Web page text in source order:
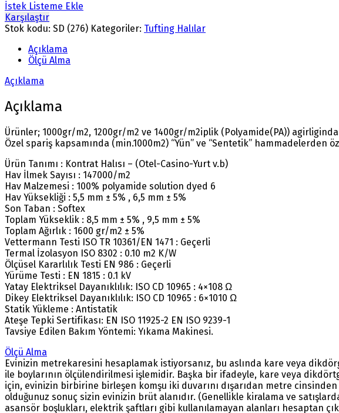
İstek Listeme Ekle
Karşılaştır
Stok kodu: SD (276) Kategoriler: Tufting Halılar
Açıklama
Ölçü Alma
Açıklama
Açıklama
Ürünler; 1000gr/m2, 1200gr/m2 ve 1400gr/m2iplik (Polyamide(PA))
Özel spariş kapsamında (min.1000m2) “Yün” ve “Sentetik” hammadelerden
Ürün Tanımı : Kontrat Halısı – (Otel-Casino-Yurt v.b)
Hav İlmek Sayısı : 147000/m2
Hav Malzemesi : 100% polyamide solution dyed 6
Hav Yüksekliği : 5,5 mm ± 5% , 6,5 mm ± 5%
Son Taban : Softex
Toplam Yükseklik : 8,5 mm ± 5% , 9,5 mm ± 5%
Toplam Ağırlık : 1600 gr/m2 ± 5%
Vettermann Testi ISO TR 10361/EN 1471 : Geçerli
Termal İzolasyon ISO 8302 : 0.10 m2 K/W
Ölçüsel Kararlılık Testi EN 986 : Geçerli
Yürüme Testi : EN 1815 : 0.1 kV
Yatay Elektriksel Dayanıklılık: ISO CD 10965 : 4×108 Ω
Dikey Elektriksel Dayanıklılık: ISO CD 10965 : 6×1010 Ω
Statik Yükleme : Antistatik
Ateşe Tepki Sertifikası: EN ISO 11925-2 EN ISO 9239-1
Tavsiye Edilen Bakım Yöntemi: Yıkama Makinesi.
Ölçü Alma
Evinizin metrekaresini hesaplamak istiyorsanız, bu aslında kare veya
ile boylarının ölçülendirilmesi işlemidir. Başka bir ifadeyle, kare veya
için, evinizin birbirine birleşen komşu iki duvarını dışarıdan metre
olduğunuz sonuç sizin evinizin brüt alanıdır. (Genellikle kiralama ve
asansör boşlukları, elektrik şaftları gibi kullanılamayan alanları hesaptan